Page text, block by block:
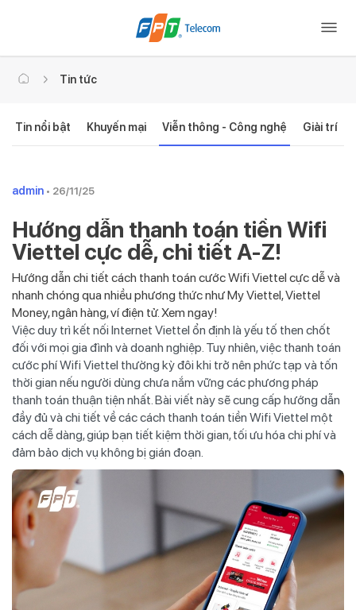
Tin tức
Tin nổi bật Khuyến mại Viễn thông - Công nghệ Giải trí
admin • 26/11/25
Hướng dẫn thanh toán tiền Wifi
Viettel cực dễ, chi tiết A-Z!
Hướng dẫn chi tiết cách thanh toán cước Wifi Viettel cực dễ và
nhanh chóng qua nhiều phương thức như My Viettel, Viettel
Money, ngân hàng, ví điện tử. Xem ngay!
Việc duy trì kết nối Internet Viettel ổn định là yếu tố then chốt
đối với mọi gia đình và doanh nghiệp. Tuy nhiên, việc thanh toán
cước phí Wifi Viettel thường kỳ đôi khi trở nên phức tạp và tốn
thời gian nếu người dùng chưa nắm vững các phương pháp
thanh toán thuận tiện nhất. Bài viết này sẽ cung cấp hướng dẫn
đầy đủ và chi tiết về các cách thanh toán tiền Wifi Viettel một
cách dễ dàng, giúp bạn tiết kiệm thời gian, tối ưu hóa chi phí và
đảm bảo dịch vụ không bị gián đoạn.